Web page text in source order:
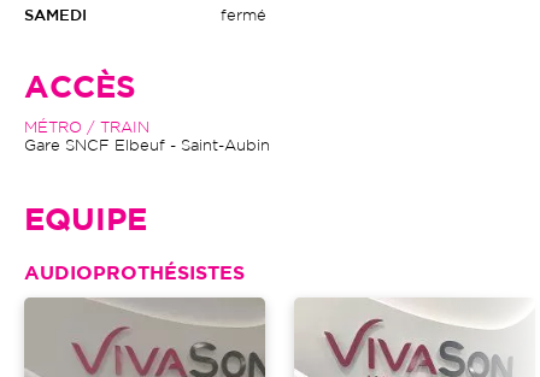
SAMEDI
fermé
ACCÈS
MÉTRO / TRAIN
Gare SNCF Elbeuf - Saint-Aubin
EQUIPE
AUDIOPROTHÉSISTES